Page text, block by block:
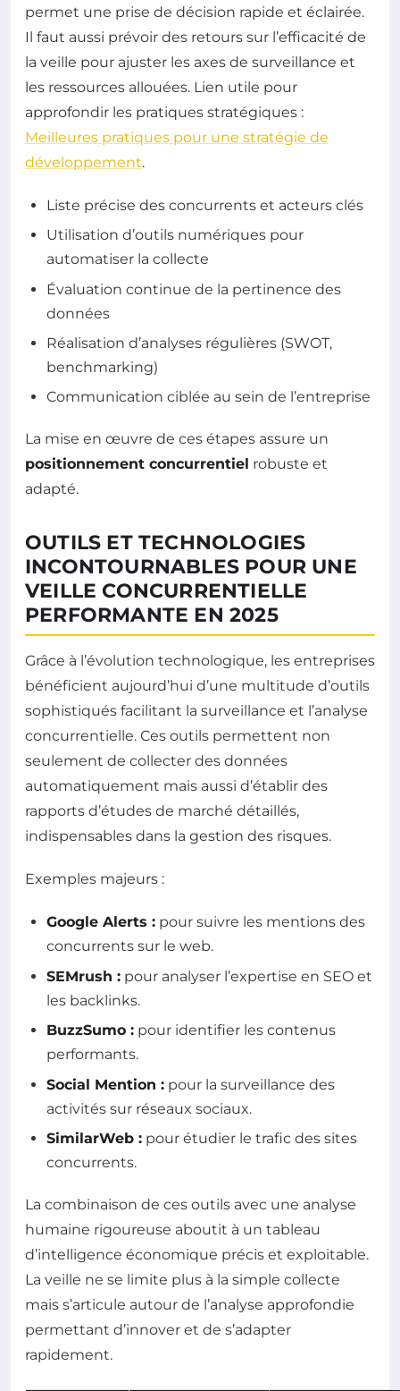
permet une prise de décision rapide et éclairée.
Il faut aussi prévoir des retours sur l’efficacité de
la veille pour ajuster les axes de surveillance et
les ressources allouées. Lien utile pour
approfondir les pratiques stratégiques :
Meilleures pratiques pour une stratégie de
développement.
Liste précise des concurrents et acteurs clés
Utilisation d’outils numériques pour
automatiser la collecte
Évaluation continue de la pertinence des
données
Réalisation d’analyses régulières (SWOT,
benchmarking)
Communication ciblée au sein de l’entreprise
La mise en œuvre de ces étapes assure un
positionnement concurrentiel robuste et
adapté.
OUTILS ET TECHNOLOGIES
INCONTOURNABLES POUR UNE
VEILLE CONCURRENTIELLE
PERFORMANTE EN 2025
Grâce à l’évolution technologique, les entreprises
bénéficient aujourd’hui d’une multitude d’outils
sophistiqués facilitant la surveillance et l’analyse
concurrentielle. Ces outils permettent non
seulement de collecter des données
automatiquement mais aussi d’établir des
rapports d’études de marché détaillés,
indispensables dans la gestion des risques.
Exemples majeurs :
Google Alerts : pour suivre les mentions des
concurrents sur le web.
SEMrush : pour analyser l’expertise en SEO et
les backlinks.
BuzzSumo : pour identifier les contenus
performants.
Social Mention : pour la surveillance des
activités sur réseaux sociaux.
SimilarWeb : pour étudier le trafic des sites
concurrents.
La combinaison de ces outils avec une analyse
humaine rigoureuse aboutit à un tableau
d’intelligence économique précis et exploitable.
La veille ne se limite plus à la simple collecte
mais s’articule autour de l’analyse approfondie
permettant d’innover et de s’adapter
rapidement.